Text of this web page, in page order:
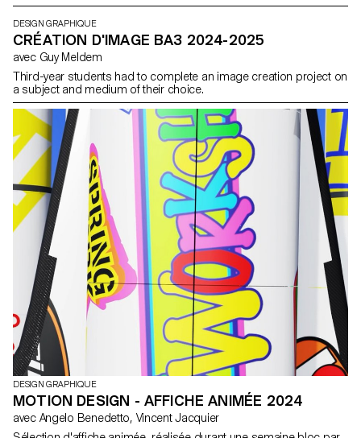
DESIGN GRAPHIQUE
CRÉATION D'IMAGE BA3 2024-2025
avec Guy Meldem
Third-year students had to complete an image creation project on
a subject and medium of their choice.
DESIGN GRAPHIQUE
MOTION DESIGN - AFFICHE ANIMÉE 2024
avec Angelo Benedetto, Vincent Jacquier